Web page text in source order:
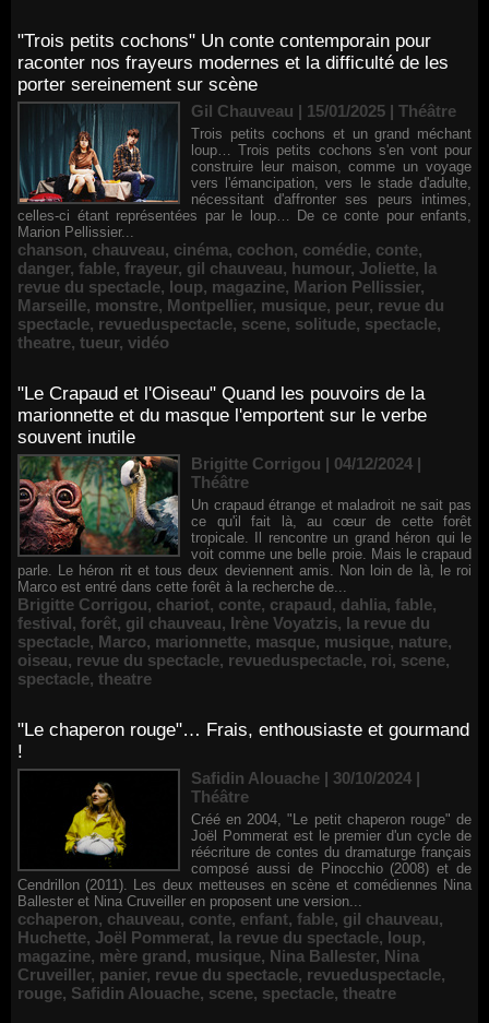
"Trois petits cochons" Un conte contemporain pour
raconter nos frayeurs modernes et la difficulté de les
porter sereinement sur scène
Gil Chauveau | 15/01/2025 | Théâtre
Trois petits cochons et un grand méchant
loup… Trois petits cochons s'en vont pour
construire leur maison, comme un voyage
vers l'émancipation, vers le stade d'adulte,
nécessitant d'affronter ses peurs intimes,
celles-ci étant représentées par le loup… De ce conte pour enfants,
Marion Pellissier...
chanson, chauveau, cinéma, cochon, comédie, conte,
danger, fable, frayeur, gil chauveau, humour, Joliette, la
revue du spectacle, loup, magazine, Marion Pellissier,
Marseille, monstre, Montpellier, musique, peur, revue du
spectacle, revueduspectacle, scene, solitude, spectacle,
theatre, tueur, vidéo
"Le Crapaud et l'Oiseau" Quand les pouvoirs de la
marionnette et du masque l'emportent sur le verbe
souvent inutile
Brigitte Corrigou | 04/12/2024 |
Théâtre
Un crapaud étrange et maladroit ne sait pas
ce qu'il fait là, au cœur de cette forêt
tropicale. Il rencontre un grand héron qui le
voit comme une belle proie. Mais le crapaud
parle. Le héron rit et tous deux deviennent amis. Non loin de là, le roi
Marco est entré dans cette forêt à la recherche de...
Brigitte Corrigou, chariot, conte, crapaud, dahlia, fable,
festival, forêt, gil chauveau, Irène Voyatzis, la revue du
spectacle, Marco, marionnette, masque, musique, nature,
oiseau, revue du spectacle, revueduspectacle, roi, scene,
spectacle, theatre
"Le chaperon rouge"… Frais, enthousiaste et gourmand
!
Safidin Alouache | 30/10/2024 |
Théâtre
Créé en 2004, "Le petit chaperon rouge" de
Joël Pommerat est le premier d'un cycle de
réécriture de contes du dramaturge français
composé aussi de Pinocchio (2008) et de
Cendrillon (2011). Les deux metteuses en scène et comédiennes Nina
Ballester et Nina Cruveiller en proposent une version...
cchaperon, chauveau, conte, enfant, fable, gil chauveau,
Huchette, Joël Pommerat, la revue du spectacle, loup,
magazine, mère grand, musique, Nina Ballester, Nina
Cruveiller, panier, revue du spectacle, revueduspectacle,
rouge, Safidin Alouache, scene, spectacle, theatre